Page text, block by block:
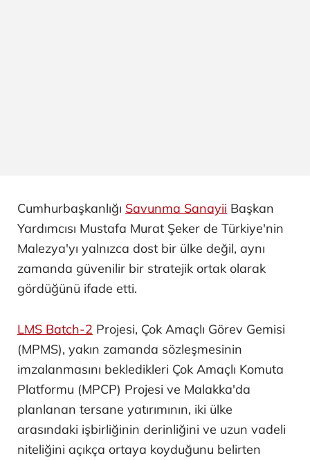
Cumhurbaşkanlığı Savunma Sanayii Başkan
Yardımcısı Mustafa Murat Şeker de Türkiye'nin
Malezya'yı yalnızca dost bir ülke değil, aynı
zamanda güvenilir bir stratejik ortak olarak
gördüğünü ifade etti.
LMS Batch-2 Projesi, Çok Amaçlı Görev Gemisi
(MPMS), yakın zamanda sözleşmesinin
imzalanmasını bekledikleri Çok Amaçlı Komuta
Platformu (MPCP) Projesi ve Malakka'da
planlanan tersane yatırımının, iki ülke
arasındaki işbirliğinin derinliğini ve uzun vadeli
niteliğini açıkça ortaya koyduğunu belirten